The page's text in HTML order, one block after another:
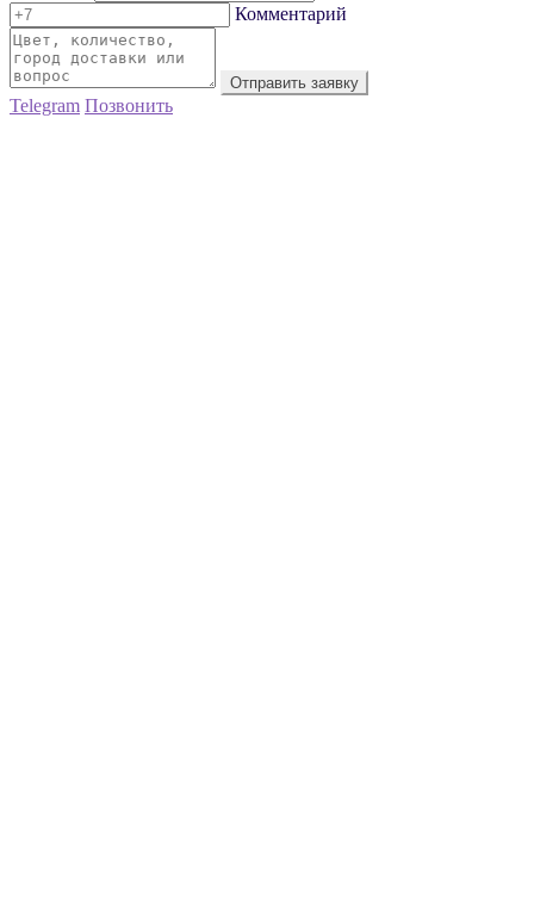
Комментарий
Отправить заявку
Telegram Позвонить